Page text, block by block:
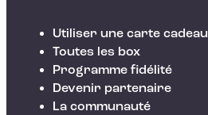
Utiliser une carte cadeau
Toutes les box
Programme fidélité
Devenir partenaire
La communauté